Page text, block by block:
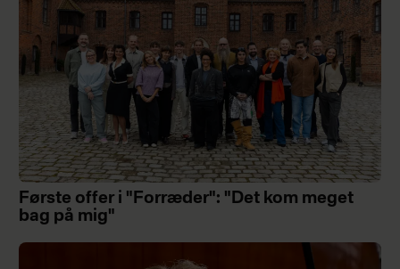
Første offer i "Forræder": "Det kom meget
bag på mig"